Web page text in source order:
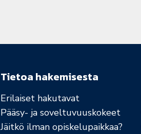
Tietoa hakemisesta
Erilaiset hakutavat
Pääsy- ja soveltuvuuskokeet
Jäitkö ilman opiskelupaikkaa?